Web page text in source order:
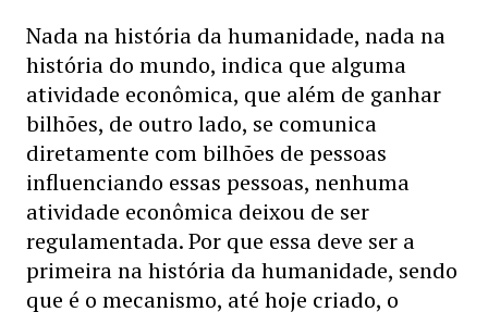
Nada na história da humanidade, nada na
história do mundo, indica que alguma
atividade econômica, que além de ganhar
bilhões, de outro lado, se comunica
diretamente com bilhões de pessoas
influenciando essas pessoas, nenhuma
atividade econômica deixou de ser
regulamentada. Por que essa deve ser a
primeira na história da humanidade, sendo
que é o mecanismo, até hoje criado, o